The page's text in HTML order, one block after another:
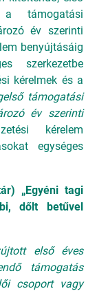
támogatási
év szerinti
benyújtásáig
szerkezetbe
kérelmek és a
támogatási
év szerinti
kérelem
egységes
„Egyéni tagi
dőlt betűvel
első éves
támogatás
csoport vagy